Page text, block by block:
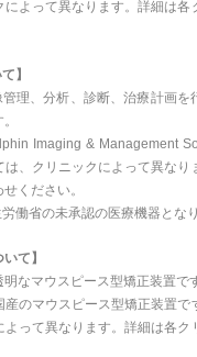
よって異なります。詳細は各
】
理、分析、診断、治療計画を
Imaging & Management
、クリニックによって異なり
ください。
働省の未承認の医療機器となり
て】
なマウスピース型矯正装置で
のマウスピース型矯正装置で
よって異なります。詳細は各ク